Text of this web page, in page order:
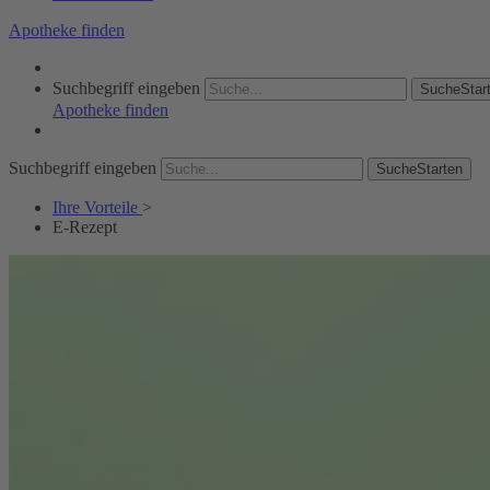
Apotheke finden
Suchbegriff eingeben
Apotheke finden
Suchbegriff eingeben SucheStarten
Ihre Vorteile >
E-Rezept